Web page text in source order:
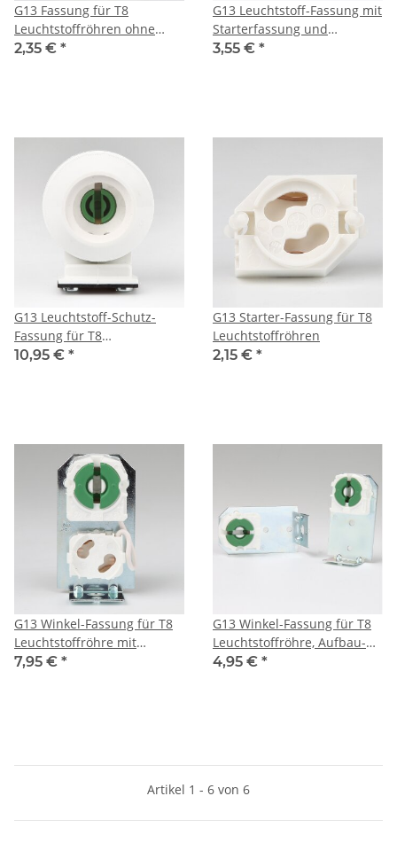
G13 Fassung für T8
Leuchtstoffröhren ohne
Starterfassung
2,35 € *
G13 Leuchtstoff-Fassung mit
Starterfassung und
Rastfeder, durchsteckbar
3,55 € *
G13 Leuchtstoff-Schutz-
Fassung für T8
Leuchtstoffröhre IP66/67
10,95 € *
G13 Starter-Fassung für T8
Leuchtstoffröhren
2,15 € *
G13 Winkel-Fassung für T8
Leuchtstoffröhre mit
Starterfassung
7,95 € *
G13 Winkel-Fassung für T8
Leuchtstoffröhre, Aufbau-
Fassung ohne
4,95 € *
Artikel 1 - 6 von 6